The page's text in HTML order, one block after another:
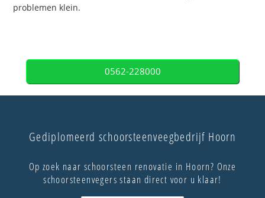
problemen klein.
0562-228000
Gediplomeerd schoorsteenveegbedrijf Hoorn
Op zoek naar schoorsteen renovatie in Hoorn? Onze
schoorsteenvegers staan direct voor u klaar!